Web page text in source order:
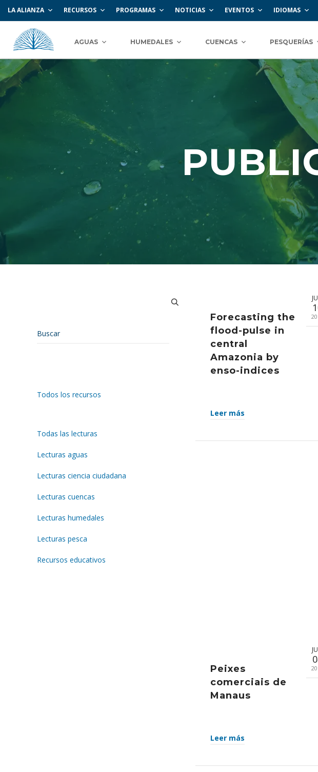
LA ALIANZA RECURSOS PROGRAMAS NOTICIAS EVENTOS IDIOMAS
AGUAS HUMEDALES CUENCAS PESQUERÍAS
Forecasting the
flood-pulse in
central
Amazonia by
enso-indices
Leer más
Peixes
comerciais de
Manaus
Leer más
Todos los recursos
Todas las lecturas
Lecturas aguas
Lecturas ciencia ciudadana
Lecturas cuencas
Lecturas humedales
Lecturas pesca
Recursos educativos